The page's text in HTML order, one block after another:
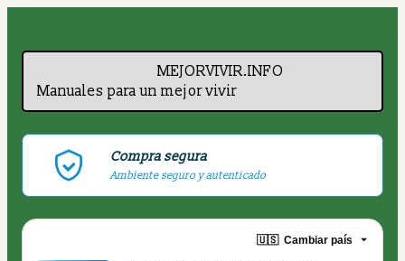
          MEJORVIVIR.INFO
Manuales para un mejor vivir
Compra segura
Ambiente seguro y autenticado
🇺🇸 Cambiar país